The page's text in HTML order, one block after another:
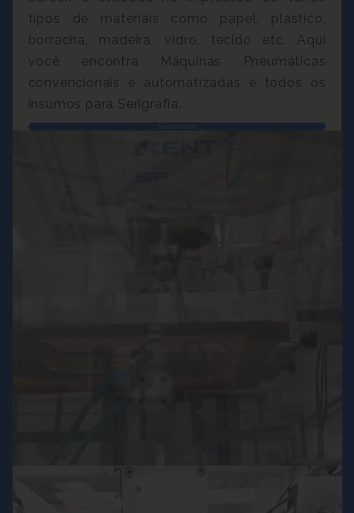
tipos de materiais como papel, plástico,
borracha, madeira, vidro, tecido etc. Aqui
você encontra Máquinas Pneumáticas
convencionais e automatizadas e todos os
insumos para Serigrafia.
Saiba mais